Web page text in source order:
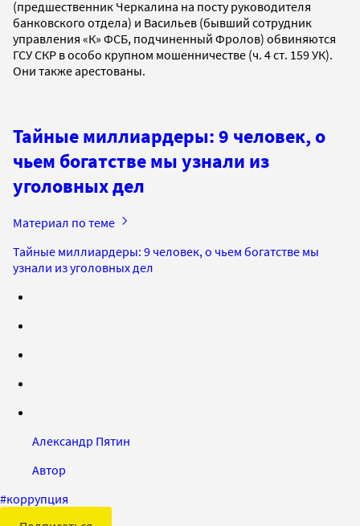
(предшественник Черкалина на посту руководителя
банковского отдела) и Васильев (бывший сотрудник
управления «К» ФСБ, подчиненный Фролов) обвиняются
ГСУ СКР в особо крупном мошенничестве (ч. 4 ст. 159 УК).
Они также арестованы.
Тайные миллиардеры: 9 человек, о
чьем богатстве мы узнали из
уголовных дел
Материал по теме
Тайные миллиардеры: 9 человек, о чьем богатстве мы
узнали из уголовных дел
Александр Пятин
Автор
#коррупция